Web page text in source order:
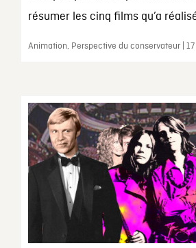
résumer les cinq films qu’a
Animation, Perspective du conservateur |